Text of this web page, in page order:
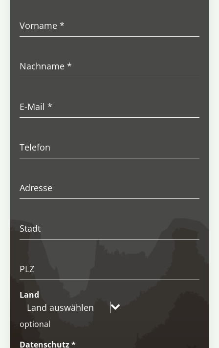
Vorname*
Nachname*
E-Mail*
Telefon
Adresse
Stadt
PLZ
Land
Land auswählen
optional
Datenschutz*